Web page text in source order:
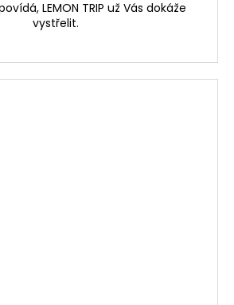
LEMON TRIP už Vás dokáže
vystřelit.